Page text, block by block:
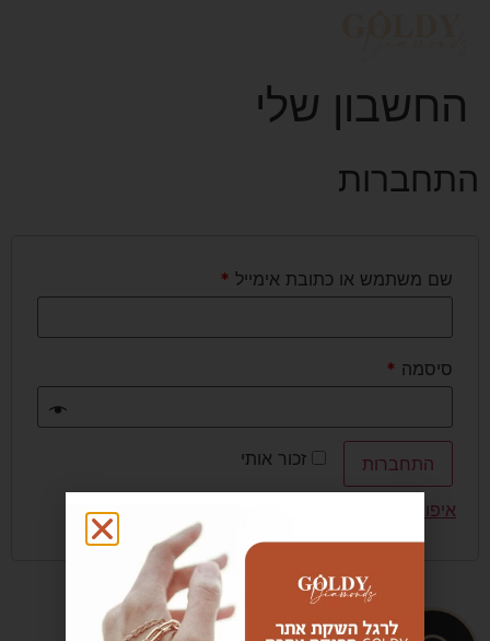
החשבון שלי
התחברות
שם משתמש או כתובת אימייל *
סיסמה *
זכור אותי התחברות
איפוס סיסמה